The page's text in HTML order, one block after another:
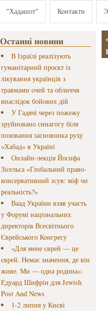
"Хадашот" Контакти
Останні новини
В Ізраїлі реалізують
гуманітарний проєкт із
лікування українців з
травмами очей та обличчя
внаслідок бойових дій
У Гадячі через пожежу
зруйновано синагогу біля
поховання засновника руху
«Хабад» в Україні
Онлайн-лекція Йосифа
Зісельса «Глобальний право-
консервативний зсув: міф чи
реальність?»
Ваад України взяв участь
у Форумі національних
директорів Всесвітнього
Єврейського Конгресу
«Для мене єврей — це
єврей. Немає значення, де він
живе. Ми — одна родина»:
Едуард Шифрін для Jewish
Post And News
1-2 липня у Києві